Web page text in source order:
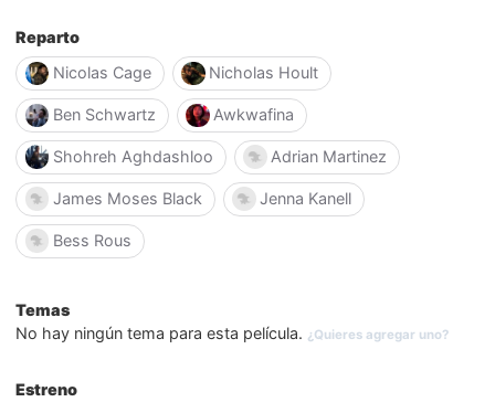
Reparto
Nicolas Cage
Nicholas Hoult
Ben Schwartz Awkwafina
Shohreh Aghdashloo Adrian Martinez
James Moses Black Jenna Kanell
Bess Rous
Temas
No hay ningún tema para esta película. ¿Quieres agregar uno?
Estreno